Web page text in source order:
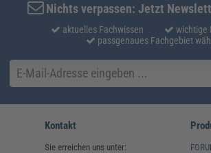
Nichts verpassen: Jetzt
aktuelles Fachwissen
wichtige
passgenaues Fachgebiet
Kontakt
Sie erreichen uns unter: